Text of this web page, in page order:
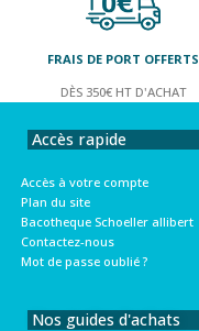
FRAIS DE PORT OFFERTS
DÈS 350€ HT D'ACHAT
Accès rapide
Accès à votre compte
Plan du site
Bacotheque Schoeller allibert
Contactez-nous
Mot de passe oublié ?
Nos guides d'achats